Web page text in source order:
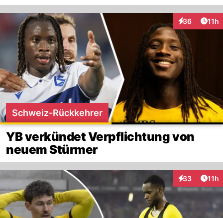
36
Interaktionen
11h
Schweiz-Rückkehrer
YB verkündet Verpflichtung von
neuem Stürmer
33
Interaktionen
11h